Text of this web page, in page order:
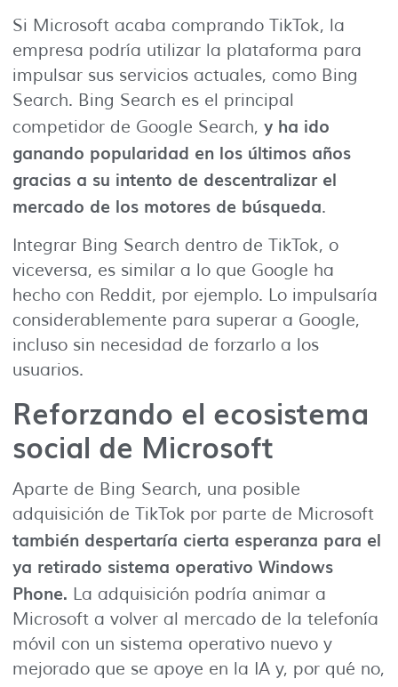
Si Microsoft acaba comprando TikTok, la
empresa podría utilizar la plataforma para
impulsar sus servicios actuales, como Bing
Search. Bing Search es el principal
competidor de Google Search, y ha ido
ganando popularidad en los últimos años
gracias a su intento de descentralizar el
mercado de los motores de búsqueda.
Integrar Bing Search dentro de TikTok, o
viceversa, es similar a lo que Google ha
hecho con Reddit, por ejemplo. Lo impulsaría
considerablemente para superar a Google,
incluso sin necesidad de forzarlo a los
usuarios.
Reforzando el ecosistema
social de Microsoft
Aparte de Bing Search, una posible
adquisición de TikTok por parte de Microsoft
también despertaría cierta esperanza para el
ya retirado sistema operativo Windows
Phone. La adquisición podría animar a
Microsoft a volver al mercado de la telefonía
móvil con un sistema operativo nuevo y
mejorado que se apoye en la IA y, por qué no,